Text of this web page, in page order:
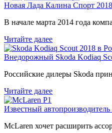
Новая Лада Калина Спорт
В начале марта 2014 года
Читайте далее
Внедорожный Skoda Kodiaq
Российские дилеры Skoda
Читайте далее
Известный
McLaren хочет расширить